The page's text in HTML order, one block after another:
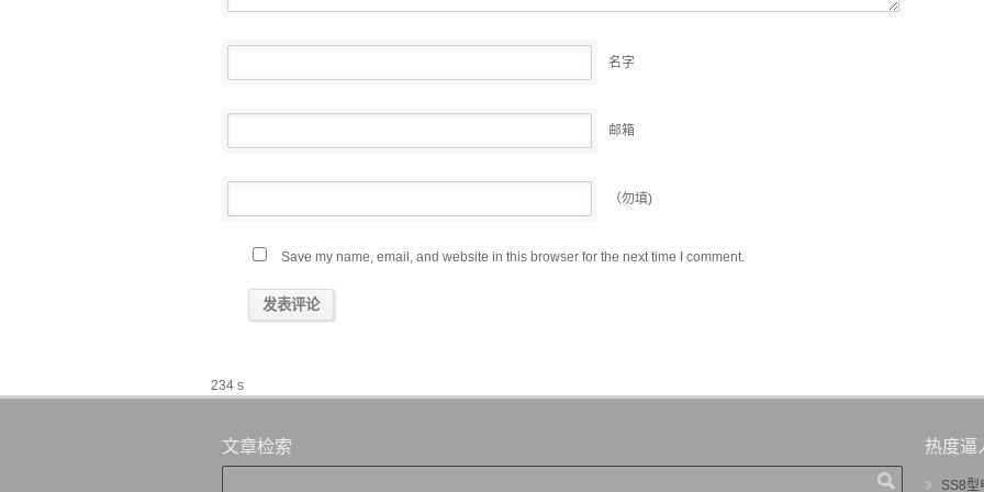
名字
邮箱
（勿填)
Save my name, email, and website in this browser for the next time I comment.
234 s
文章检索 热度逼
SS8型